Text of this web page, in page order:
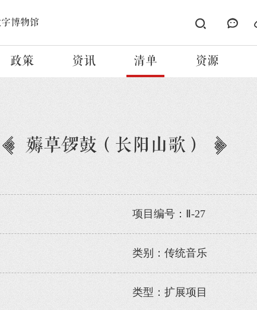
博物馆
政策 资讯 清单 资源
薅草锣鼓（长阳山歌）
项目编号：Ⅱ-27
类别：传统音乐
类型：扩展项目